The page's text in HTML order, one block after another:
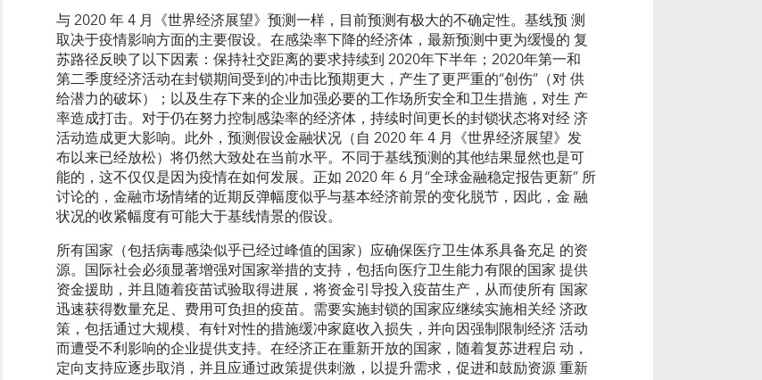
与 2020 年 4 月《世界经济展望》预测一样，目前预测有极大的不确定性。基线预 测
取决于疫情影响方面的主要假设。在感染率下降的经济体，最新预测中更为缓慢的 复
苏路径反映了以下因素：保持社交距离的要求持续到 2020年下半年；2020年第一和
第二季度经济活动在封锁期间受到的冲击比预期更大，产生了更严重的“创伤”（对 供
给潜力的破坏）；以及生存下来的企业加强必要的工作场所安全和卫生措施，对生 产
率造成打击。对于仍在努力控制感染率的经济体，持续时间更长的封锁状态将对经 济
活动造成更大影响。此外，预测假设金融状况（自 2020 年 4 月《世界经济展望》发
布以来已经放松）将仍然大致处在当前水平。不同于基线预测的其他结果显然也是可
能的，这不仅仅是因为疫情在如何发展。正如 2020 年 6 月“全球金融稳定报告更新” 所
讨论的，金融市场情绪的近期反弹幅度似乎与基本经济前景的变化脱节，因此，金 融
状况的收紧幅度有可能大于基线情景的假设。
所有国家（包括病毒感染似乎已经过峰值的国家）应确保医疗卫生体系具备充足 的资
源。国际社会必须显著增强对国家举措的支持，包括向医疗卫生能力有限的国家 提供
资金援助，并且随着疫苗试验取得进展，将资金引导投入疫苗生产，从而使所有 国家
迅速获得数量充足、费用可负担的疫苗。需要实施封锁的国家应继续实施相关经 济政
策，包括通过大规模、有针对性的措施缓冲家庭收入损失，并向因强制限制经济 活动
而遭受不利影响的企业提供支持。在经济正在重新开放的国家，随着复苏进程启 动，
定向支持应逐步取消，并且应通过政策提供刺激，以提升需求，促进和鼓励资源 重新